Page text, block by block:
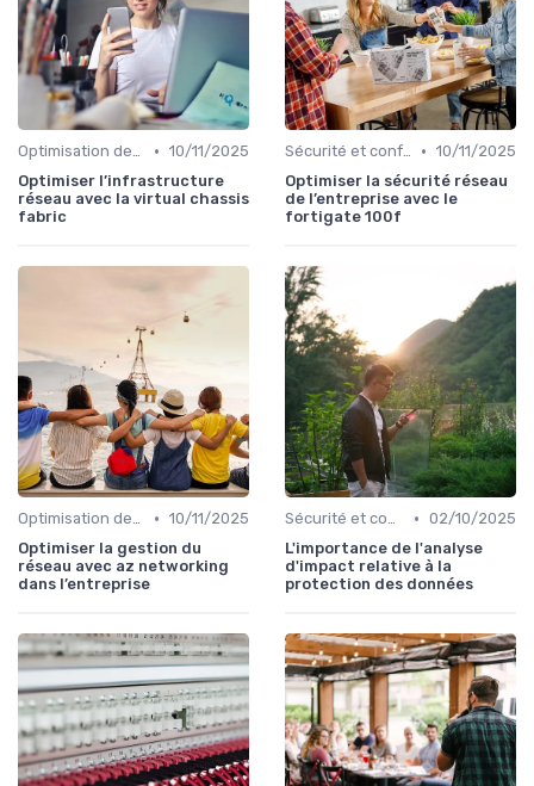
Optimisation des infrastructures IT • 10/11/2025
Optimiser l’infrastructure
réseau avec la virtual chassis
fabric
Sécurité et conformité • 10/11/2025
Optimiser la sécurité réseau
de l’entreprise avec le
fortigate 100f
Optimisation des infrastructures IT • 10/11/2025
Optimiser la gestion du
réseau avec az networking
dans l’entreprise
Sécurité et conformité • 02/10/2025
L'importance de l'analyse
d'impact relative à la
protection des données